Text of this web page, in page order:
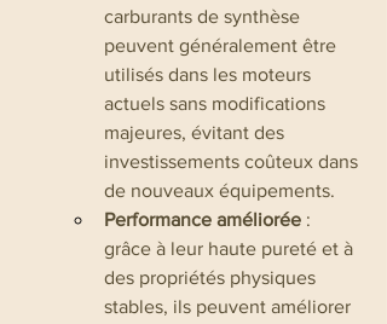
carburants de synthèse
peuvent généralement être
utilisés dans les moteurs
actuels sans modifications
majeures, évitant des
investissements coûteux dans
de nouveaux équipements.
Performance améliorée :
grâce à leur haute pureté et à
des propriétés physiques
stables, ils peuvent améliorer